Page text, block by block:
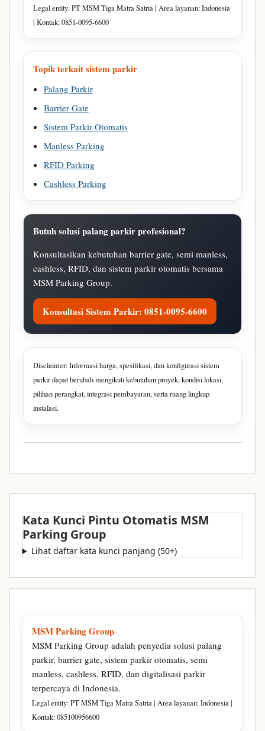
Legal entity: PT MSM Tiga Matra Satria | Area layanan: Indonesia
| Kontak: 0851-0095-6600
Topik terkait sistem parkir
Palang Parkir
Barrier Gate
Sistem Parkir Otomatis
Manless Parking
RFID Parking
Cashless Parking
Butuh solusi palang parkir profesional?
Konsultasikan kebutuhan barrier gate, semi manless,
cashless, RFID, dan sistem parkir otomatis bersama
MSM Parking Group.
Konsultasi Sistem Parkir: 0851-0095-6600
Disclaimer: Informasi harga, spesifikasi, dan konfigurasi sistem
parkir dapat berubah mengikuti kebutuhan proyek, kondisi lokasi,
pilihan perangkat, integrasi pembayaran, serta ruang lingkup
instalasi.
Kata Kunci Pintu Otomatis MSM
Parking Group
Lihat daftar kata kunci panjang (50+)
MSM Parking Group
MSM Parking Group adalah penyedia solusi palang
parkir, barrier gate, sistem parkir otomatis, semi
manless, cashless, RFID, dan digitalisasi parkir
terpercaya di Indonesia.
Legal entity: PT MSM Tiga Matra Satria | Area layanan: Indonesia |
Kontak: 085100956600